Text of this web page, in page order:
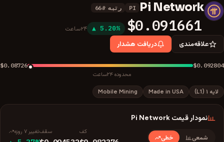
P
Pi Network
PI رتبه#
66
$0.091661
▲ 5.20% ۲۴ساعت
علاقه‌مندی دریافت هشدار
$0.08726 $0.092804
محدوده ۲۴ساعت
لایه ۱ (L1) Made in USA
Mobile Mining
نمودار قیمت Pi Network
تغییر ۷ روزهسقف کف
خطی شمعی